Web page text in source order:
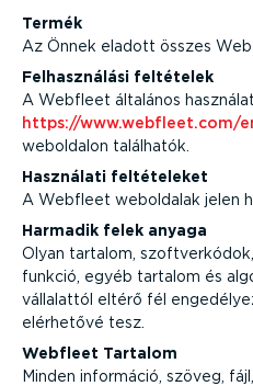
Termék
Az Önnek eladott összes
Felhasz­nálási feltételek
A Webfleet általános
https://www.webfleet.com/
weboldalon találhatók.
Használati felté­te­leket
A Webfleet weboldalak jelen
Harmadik felek anyaga
Olyan tartalom,
funkció, egyéb tartalom és
vállalattól eltérő fél
elérhetővé tesz.
Webfleet Tartalom
Minden információ, szöveg,